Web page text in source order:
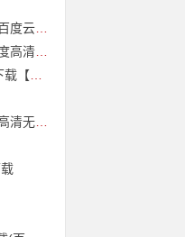
高清】
mp3】
mp3】
mp3】